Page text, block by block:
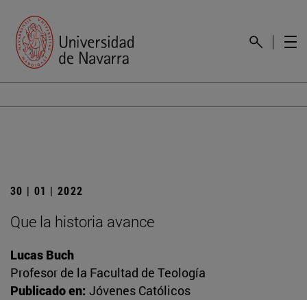
30 | 01 | 2022
Que la historia avance
Lucas Buch
Profesor de la Facultad de Teología
Publicado en: Jóvenes Católicos